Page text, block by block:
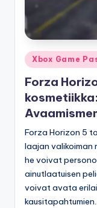
Posted
in
Xbox Game
Forza
Forza Horizon 5
laajan valikoiman
he voivat
ainutlaatuisen
voivat avata